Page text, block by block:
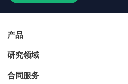
产品
研究领域
合同服务